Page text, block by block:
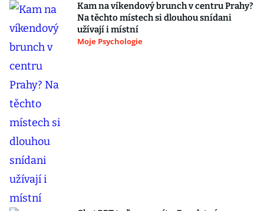
Kam na víkendový brunch v centru Prahy?
Na těchto místech si dlouhou snídani
užívají i místní
Moje Psychologie